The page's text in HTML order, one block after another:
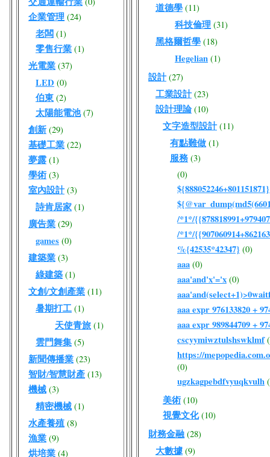
企業管理 (24)
老闆 (1)
零售行業 (1)
光電業 (37)
LED (0)
伯東 (2)
太陽能電池 (7)
創新 (29)
基礎工業 (22)
夢露 (1)
學術 (3)
室內設計 (3)
詩肯居家 (1)
廣告業 (29)
games (0)
建築業 (3)
綠建築 (1)
文創/文創產業 (11)
暑期打工 (1)
天使青旅 (1)
雲門舞集 (5)
新聞傳播業 (23)
智財/智慧財產 (13)
機械 (3)
精密機械 (1)
水產養殖 (8)
漁業 (9)
烘培業 (4)
道德學 (11)
科技倫理 (31)
黑格爾哲學 (18)
Hegelian (1)
設計 (27)
工業設計 (23)
設計理論 (10)
文字造型設計 (11)
有點難做 (1)
服務 (3)
(0)
${888052246+801151871}
/*1*/
/*1*/
%{42535*42347} (0)
aaa (0)
aaa'and'x'='x (0)
aaa expr 976133820 +
aaa expr 989844709 +
cscyymiwztulshswklmf
https://
(0)
ugzkagpebdfvyuqkvulh
美術 (10)
視覺文化 (10)
財務金融 (28)
大數據 (9)